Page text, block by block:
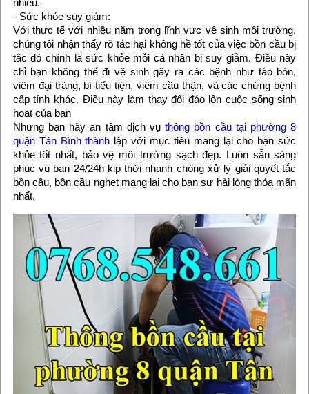
nhiều.
- Sức khỏe suy giảm:
Với thực tế với nhiều năm trong lĩnh vực vệ sinh môi trường,
chúng tôi nhận thấy rõ tác hại không hề tốt của việc bồn cầu bị
tắc đó chính là sức khỏe mỗi cá nhân bị suy giảm. Điều này
chỉ bạn không thể đi vệ sinh gây ra các bệnh như táo bón,
viêm đại tràng, bí tiểu tiện, viêm cầu thận, và các chứng bệnh
cấp tính khác. Điều này làm thay đổi đảo lộn cuộc sống sinh
hoạt của bạn
Nhưng bạn hãy an tâm dịch vụthông bồn cầu tại phường 8
quận Tân Bình thành lập với mục tiêu mang lại cho bạn sức
khỏe tốt nhất, bảo vệ môi trường sạch đẹp. Luôn sẵn sàng
phục vụ bạn 24/24h kịp thời nhanh chóng xử lý giải quyết tắc
bồn cầu, bồn cầu nghẹt mang lại cho bạn sự hài lòng thỏa mãn
nhất.